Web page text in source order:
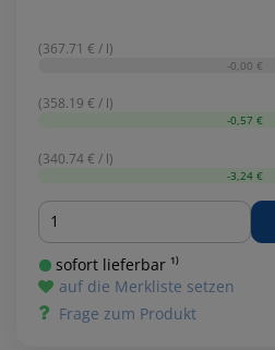
(367.71 € / l)
-0,00 €
(358.19 € / l)
-0,57 €
(340.74 € / l)
-3,24 €
Menge
sofort lieferbar ¹⁾
auf die Merkliste setzen
Frage zum Produkt